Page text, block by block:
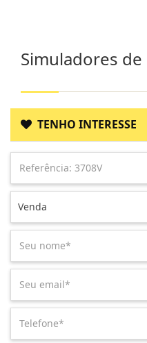
Simuladores de
TENHO INTERESSE
Venda